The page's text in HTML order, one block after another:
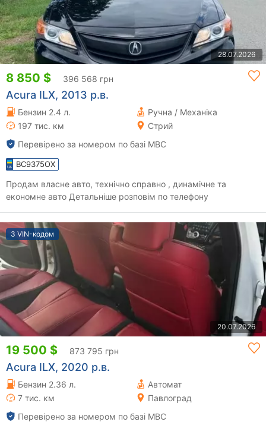
28.07.2026
8 850 $ 396 568 грн
Acura ILX, 2013 р.в.
Бензин 2.4 л.
Ручна / Механіка
197 тис. км
Стрий
Перевірено за номером по базі МВС
BC9375OX
Продам власне авто, технічно справно , динамічне та
економне авто Детальніше розповім по телефону
З VIN-кодом
20.07.2026
19 500 $ 873 795 грн
Acura ILX, 2020 р.в.
Бензин 2.36 л.
Автомат
7 тис. км
Павлоград
Перевірено за номером по базі МВС